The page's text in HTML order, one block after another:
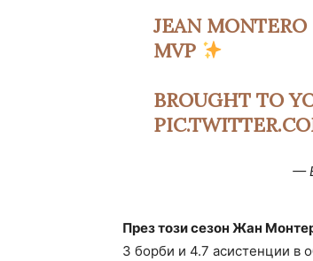
JEAN
MVP
BROUGHT TO
—
През този сезон Жан
3 борби и 4.7 асистенции в